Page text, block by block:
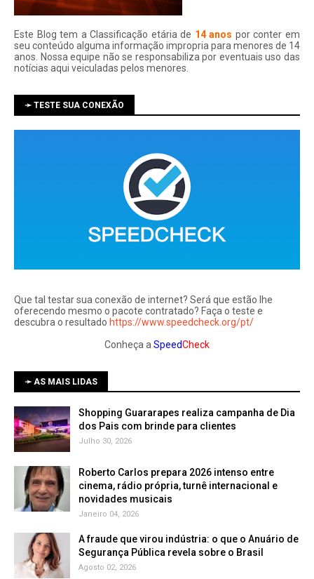
Este Blog tem a Classificação etária de 14 anos por conter em
seu conteúdo alguma informação impropria para menores de 14
anos. Nossa equipe não se responsabiliza por eventuais uso das
notí­cias aqui veiculadas pelos menores.
➛ TESTE SUA CONEXÃO
Que tal testar sua conexão de internet? Será que estão lhe
oferecendo mesmo o pacote contratado? Faça o teste e
descubra o resultado https://www.speedcheck.org/pt/
Conheça a SpeedCheck
➛ AS MAIS LIDAS
Shopping Guararapes realiza campanha de Dia
dos Pais com brinde para clientes
Julho 30, 2026
Roberto Carlos prepara 2026 intenso entre
cinema, rádio própria, turnê internacional e
novidades musicais
Janeiro 04, 2026
A fraude que virou indústria: o que o Anuário de
Segurança Pública revela sobre o Brasil
Agosto 02, 2026